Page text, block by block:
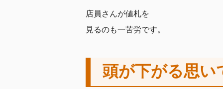
店員さんが値札を
見るのも一苦労です。
頭が下がる思い